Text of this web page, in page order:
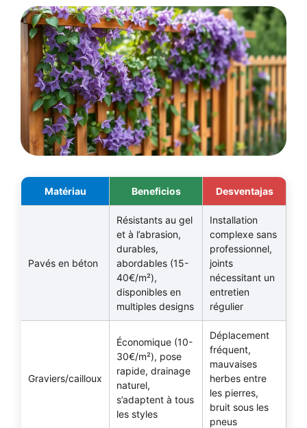
Matériau Beneficios Desventajas
Pavés en béton
Résistants au gel
et à l’abrasion,
durables,
abordables (15-
40€/m²),
disponibles en
multiples designs
Installation
complexe sans
professionnel,
joints
nécessitant un
entretien
régulier
Graviers/cailloux
Économique (10-
30€/m²), pose
rapide, drainage
naturel,
s’adaptent à tous
les styles
Déplacement
fréquent,
mauvaises
herbes entre
les pierres,
bruit sous les
pneus